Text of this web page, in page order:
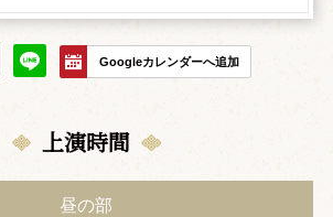
Googleカレンダーへ追加
上演時間
昼の部